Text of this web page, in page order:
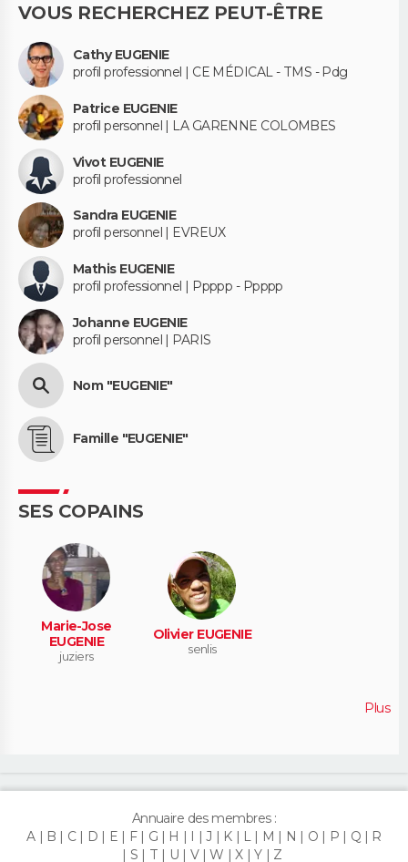
VOUS RECHERCHEZ PEUT-ÊTRE
Cathy EUGENIE
profil professionnel | CE MÉDICAL - TMS - Pdg
Patrice EUGENIE
profil personnel | LA GARENNE COLOMBES
Vivot EUGENIE
profil professionnel
Sandra EUGENIE
profil personnel | EVREUX
Mathis EUGENIE
profil professionnel | Ppppp - Ppppp
Johanne EUGENIE
profil personnel | PARIS
Nom "EUGENIE"
Famille "EUGENIE"
SES COPAINS
Marie-Jose
EUGENIE
juziers
Olivier EUGENIE
senlis
Plus
Annuaire des membres :
A
B C D E F G H I J K L M N O P Q
R
S
T U V W X Y Z